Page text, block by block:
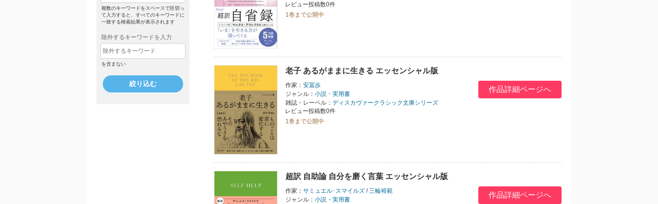
複数のキーワードをスペースで区切っ
て入力すると、すべてのキーワードに
一致する検索結果が表示されます
除外するキーワードを入力
を含まない
絞り込む
レビュー投稿数0件
1巻まで公開中
老子 あるがままに生きる エッセンシャル版
作家： 安冨歩
ジャンル： 小説・実用書
雑誌・レーベル： ディスカヴァークラシック文庫シリーズ
レビュー投稿数0件
1巻まで公開中
作品詳細ページへ
超訳 自助論 自分を磨く言葉 エッセンシャル版
作家： サミュエル･スマイルズ /三輪裕範
ジャンル： 小説・実用書
作品詳細ページへ